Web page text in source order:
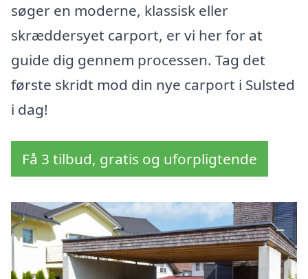
søger en moderne, klassisk eller
skræddersyet carport, er vi her for at
guide dig gennem processen. Tag det
første skridt mod din nye carport i Sulsted
i dag!
Få 3 tilbud, gratis og uforpligtende